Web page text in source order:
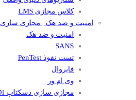
کلاس مجازی LMS
امنیت و ضد هک | مجازی سازی
امنیت و ضد هک
SANS
تست نفوذ PenTest
فایروال
وی ام ور
مجازی سازی دسکتاپ VDI